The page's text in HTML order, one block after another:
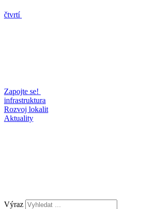
čtvrtí
Zapojte se!
infrastruktura
Rozvoj lokalit
Aktuality
Výraz